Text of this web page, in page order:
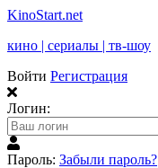
KinoStart.net
кино | сериалы | тв-шоу
Войти Регистрация
Логин:
Пароль: Забыли пароль?